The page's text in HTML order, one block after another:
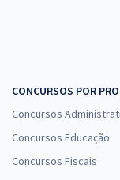
CONCURSOS POR
Concursos
Concursos Educação
Concursos Fiscais